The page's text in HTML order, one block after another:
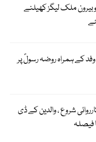
بیرون ملک لیگز کھیلنے
کے ہمراہ روضہ رسولؐ پر
شروع ، والدین کے ڈی
فیصلہ